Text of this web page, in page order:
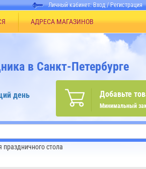
Личный кабинет:Вход/Регистрация
АДРЕСА МАГАЗИНОВ
в Санкт-Петербурге
Добавьте
Минимальный
день
стола